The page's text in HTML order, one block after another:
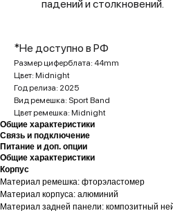
падений и столкновений.
*Не доступно в РФ
Размер циферблата: 44mm
Цвет: Midnight
Год релиза: 2025
Вид ремешка: Sport Band
Цвет ремешка: Midnight
Общие характеристики
Связь и подключение
Питание и доп. опции
Общие характеристики
Корпус
Материал ремешка: фторэластомер
Материал корпуса: алюминий
Материал задней панели: композитный